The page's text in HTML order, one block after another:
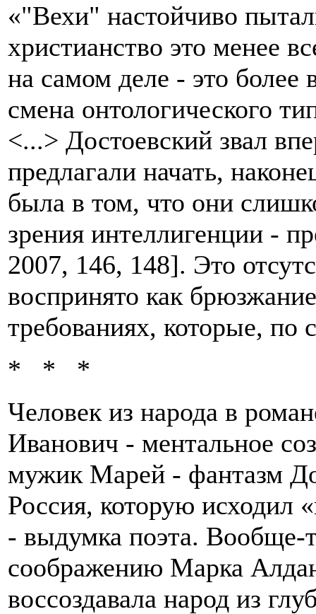
«"Вехи" настойчиво
христианство это менее
на самом деле - это более
смена онтологического
<...> Достоевский звал
предлагали начать,
была в том, что они
зрения интеллигенции -
2007, 146, 148]. Это
воспринято как
требованиях, которые,
* * *
Человек из народа в
Иванович - ментальное
мужик Марей - фантазм
Россия, которую исходил
- выдумка поэта. Вообще-
соображению Марка
воссоздавала народ из